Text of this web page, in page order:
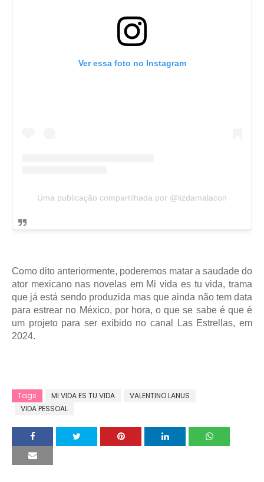
Ver essa foto no Instagram
Uma publicação compartilhada por @lizdamalacon
Como dito anteriormente, poderemos matar a saudade do
ator mexicano nas novelas em Mi vida es tu vida, trama
que já está sendo produzida mas que ainda não tem data
para estrear no México, por hora, o que se sabe é que é
um projeto para ser exibido no canal Las Estrellas, em
2024.
Tags MI VIDA ES TU VIDA
VALENTINO LANUS
VIDA PESSOAL